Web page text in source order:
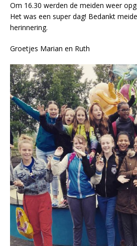
Om 16.30 werden de meiden weer
Het was een super dag! Bedankt
herinnering.
Groetjes Marian en Ruth